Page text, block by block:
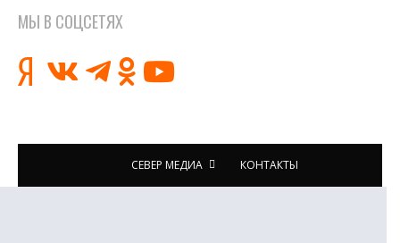
МЫ В СОЦСЕТЯХ
СЕВЕР МЕДИА КОНТАКТЫ